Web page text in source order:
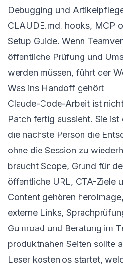
Debugging und
CLAUDE.md, hooks, MCP
Setup Guide. Wenn
öffentliche Prüfung und
werden müssen, führt der
Was ins Handoff gehört
Claude-Code-Arbeit ist
Patch fertig aussieht. Sie
die nächste Person die
ohne die Session zu
braucht Scope, Grund für
öffentliche URL, CTA-Ziele
Content gehören
externe Links,
Gumroad und Beratung im
produktnahen Seiten sollte
Leser kostenlos startet,